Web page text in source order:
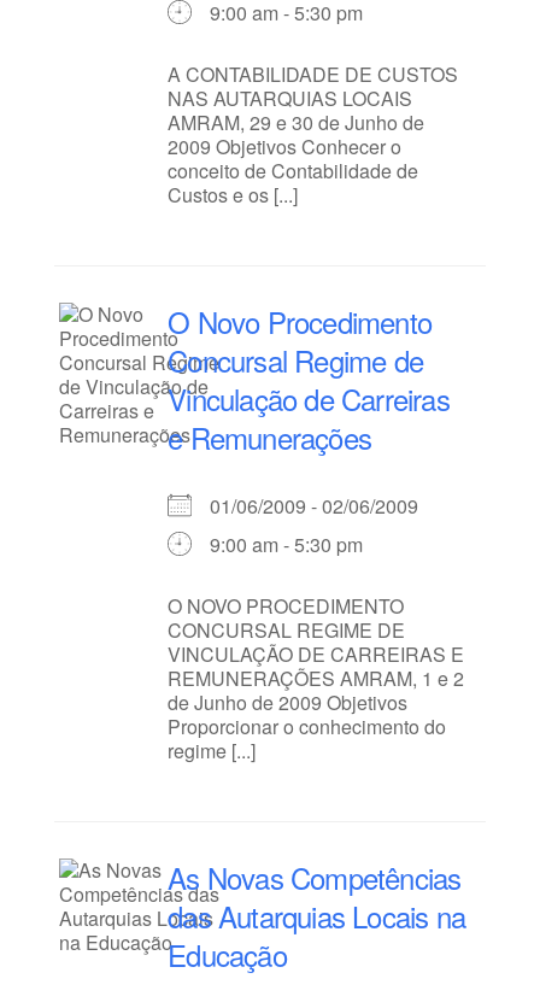
9:00 am - 5:30 pm
A CONTABILIDADE DE CUSTOS
NAS AUTARQUIAS LOCAIS
AMRAM, 29 e 30 de Junho de
2009 Objetivos Conhecer o
conceito de Contabilidade de
Custos e os [...]
O Novo Procedimento
Concursal Regime de
Vinculação de Carreiras
e Remunerações
01/06/2009 - 02/06/2009
9:00 am - 5:30 pm
O NOVO PROCEDIMENTO
CONCURSAL REGIME DE
VINCULAÇÃO DE CARREIRAS E
REMUNERAÇÕES AMRAM, 1 e 2
de Junho de 2009 Objetivos
Proporcionar o conhecimento do
regime [...]
As Novas Competências
das Autarquias Locais na
Educação